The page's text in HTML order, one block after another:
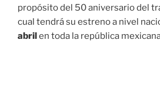
propósito del 50 aniversario del
cual tendrá su estreno a nivel
abrilen toda la república